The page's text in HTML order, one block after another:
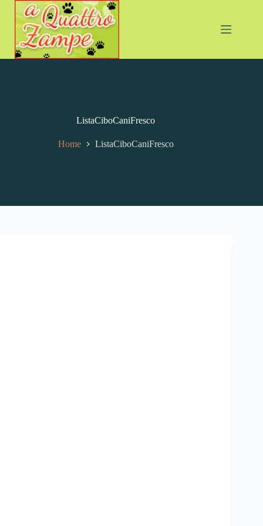
ListaCiboCaniFresco
Home ListaCiboCaniFresco